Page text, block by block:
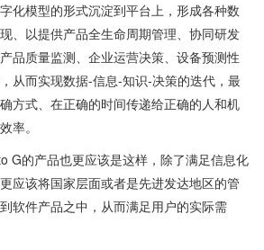
化模型的形式沉淀到平台上，形成各种数
、以提供产品全生命周期管理、协同研发
品质量监测、企业运营决策、设备预测性
从而实现数据-信息-知识-决策的迭代，最
方式、在正确的时间传递给正确的人和机
率。
G的产品也更应该是这样，除了满足信息化
应该将国家层面或者是先进发达地区的管
软件产品之中，从而满足用户的实际需